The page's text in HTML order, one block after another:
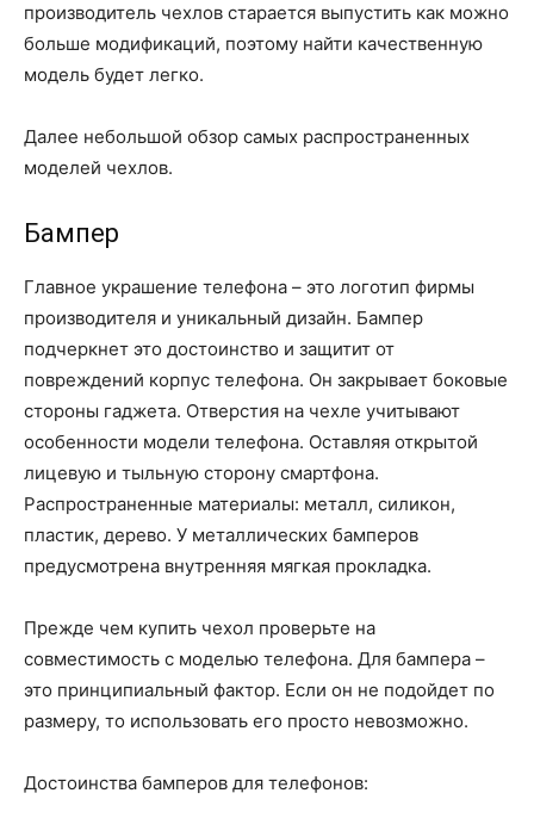
производитель чехлов старается выпустить как можно
больше модификаций, поэтому найти качественную
модель будет легко.
Далее небольшой обзор самых распространенных
моделей чехлов.
Бампер
Главное украшение телефона – это логотип фирмы
производителя и уникальный дизайн. Бампер
подчеркнет это достоинство и защитит от
повреждений корпус телефона. Он закрывает боковые
стороны гаджета. Отверстия на чехле учитывают
особенности модели телефона. Оставляя открытой
лицевую и тыльную сторону смартфона.
Распространенные материалы: металл, силикон,
пластик, дерево. У металлических бамперов
предусмотрена внутренняя мягкая прокладка.
Прежде чем купить чехол проверьте на
совместимость с моделью телефона. Для бампера –
это принципиальный фактор. Если он не подойдет по
размеру, то использовать его просто невозможно.
Достоинства бамперов для телефонов: